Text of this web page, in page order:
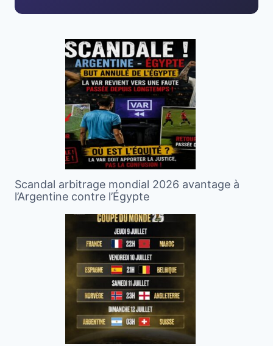
Scandal arbitrage mondial 2026 avantage à
l’Argentine contre l’Égypte